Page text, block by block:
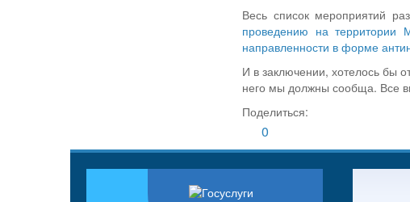
Весь список мероприятий
проведению на территории
направленности в форме
И в заключении, хотелось бы
него мы должны сообща. Все
Поделиться:
0